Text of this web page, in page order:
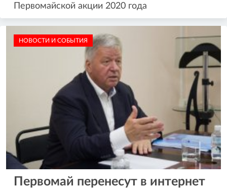
Первомайской акции 2020 года
НОВОСТИ И СОБЫТИЯ
Первомай перенесут в интернет